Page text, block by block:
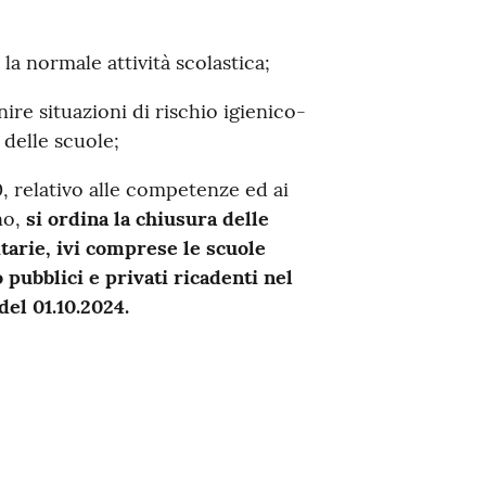
normale attività scolastica;
situazioni di rischio igienico-
scuole;
relativo alle competenze ed ai
si ordina la chiusura delle
ivi comprese le scuole
pubblici e privati ricadenti nel
01.10.2024.